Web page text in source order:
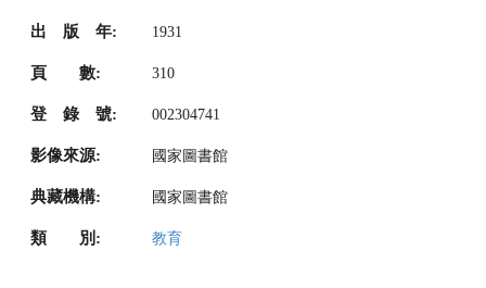
出 版 年: 1931
頁 數: 310
登 錄 號: 002304741
影像來源: 國家圖書館
典藏機構: 國家圖書館
類 別: 教育